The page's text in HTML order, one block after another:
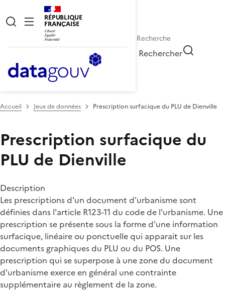
RÉPUBLIQUE
FRANÇAISE
Rechercher
Accueil Jeux de données Prescription surfacique du PLU de Dienville
Prescription surfacique du
PLU de Dienville
Description
Les prescriptions d'un document d'urbanisme sont
définies dans l'article R123-11 du code de l'urbanisme. Une
prescription se présente sous la forme d'une information
surfacique, linéaire ou ponctuelle qui apparait sur les
documents graphiques du PLU ou du POS. Une
prescription qui se superpose à une zone du document
d'urbanisme exerce en général une contrainte
supplémentaire au règlement de la zone.